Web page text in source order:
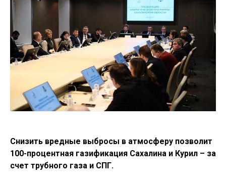
Снизить вредные выбросы в атмосферу позволит
100-процентная газификация Сахалина и Курил – за
счет трубного газа и СПГ.